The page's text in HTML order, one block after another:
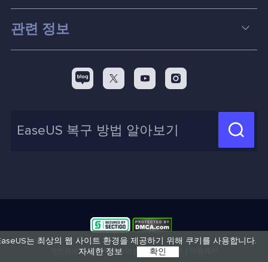
는 최상의 웹 사이트 환경을 제공하기 위해 쿠키를 사용합니다.
자세한 정보
확인
파티션 관리
스크린 레코더
백업&복원
신제품 New
컴퓨터 데이터 복구 팁
맥 데이터 복구 팁
디스크 파티션 팁
화면 녹화 팁
인사이트 보고서
관련 정보
리셀러
  

개인정보 보호 정책 라이센스 이용약관